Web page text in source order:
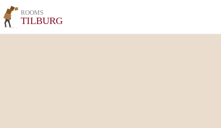
ROOMS
TILBURG